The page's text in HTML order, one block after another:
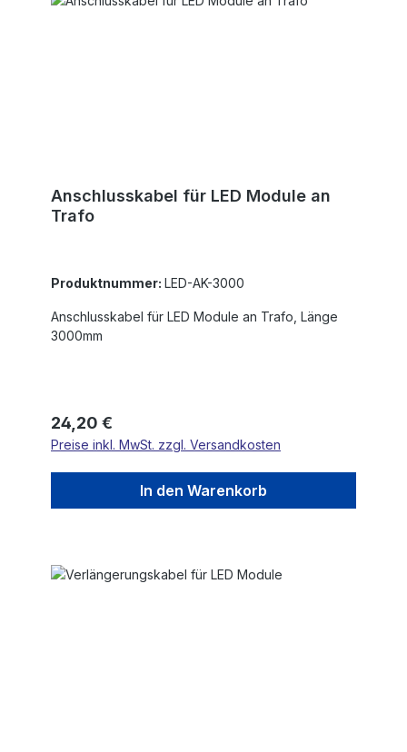
Anschlusskabel für LED Module an
Trafo
Produktnummer: LED-AK-3000
Anschlusskabel für LED Module an Trafo, Länge
3000mm
Regulärer Preis:
24,20 €
Preise inkl. MwSt. zzgl. Versandkosten
In den Warenkorb